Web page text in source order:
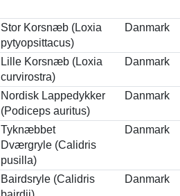
Stor Korsnæb (Loxia
pytyopsittacus)
Danmark
Lille Korsnæb (Loxia
curvirostra)
Danmark
Nordisk Lappedykker
(Podiceps auritus)
Danmark
Tyknæbbet
Dværgryle (Calidris
pusilla)
Danmark
Bairdsryle (Calidris
Danmark